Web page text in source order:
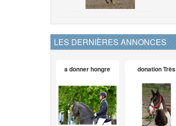
LES DERNIÈRES ANNONCES
a donner hongre donation Très